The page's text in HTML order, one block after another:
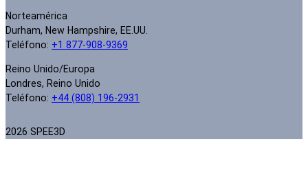
Norteamérica
Durham, New Hampshire, EE.UU.
Teléfono: +1 877-908-9369
Reino Unido/Europa
Londres, Reino Unido
Teléfono: +44 (808) 196-2931
2026 SPEE3D